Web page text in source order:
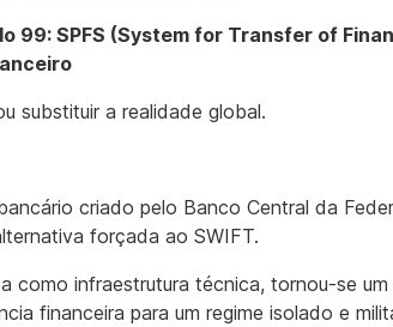
99: SPFS (System for Transfer of
substituir a realidade global.
criado pelo Banco Central da
forçada ao SWIFT.
como infraestrutura técnica, tornou-se um
financeira para um regime isolado e